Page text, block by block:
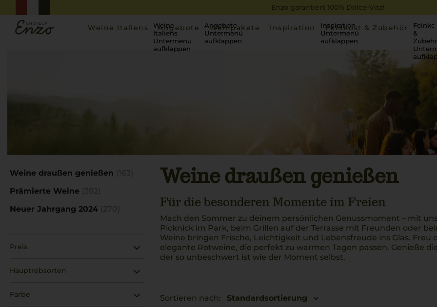
Enzo garantiert 100% Dolce-Vita!
Weine Italiens
Weine
Italiens
Untermenü
aufklappen
Angebote
Angebote
Untermenü
aufklappen
Weinpakete Inspiration
Inspiration
Untermenü
aufklappen
Feinkost & Zubehör
Feinkost
&
Weine draußen genießen
Prämierte Weine
Neuer Jahrgang 2024
Preis
Hauptrebsorten
Farbe
Weine draußen genießen
Für die besonderen Momente im Freien
Mach den Sommer zu deinem persönlichen Genussmoment – mit
Picknick im Park, beim Grillen auf der Terrasse mit Freunden oder
Weine bringen Frische, Leichtigkeit und Lebensfreude ins Glas.
elegante Rotweine, die perfekt zu warmen Tagen passen. Genieße
der so unbeschwert ist wie der Moment selbst.
Sortieren nach: Standardsortierung